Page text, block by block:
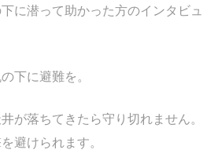
に潜って助かった方のインタビュ
下に避難を。
が落ちてきたら守り切れません。
避けられます。